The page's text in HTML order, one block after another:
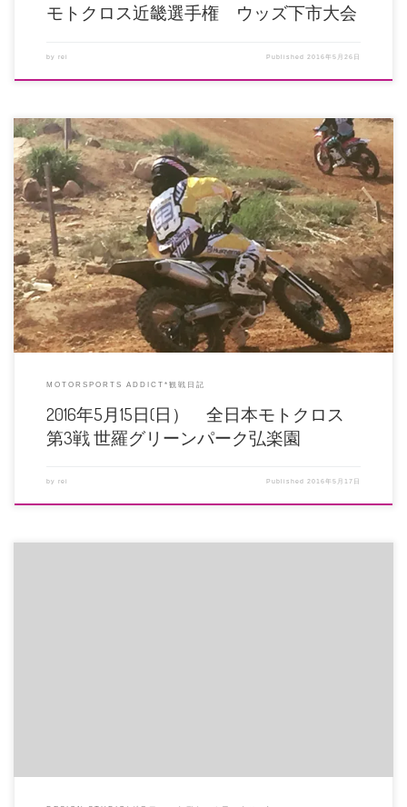
モトクロス近畿選手権 ウッズ下市大会
by rei Published2016年5月26日
ハスクバーナ奈良×シンコーから参戦のIB 下村里駆選手の応援行ってきまし
た！ 午前中仕事してダッシュ […]
MOTORSPORTS ADDICT*観戦日記
2016年5月15日(日） 全日本モトクロス
第3戦 世羅グリーンパーク弘楽園
by rei Published2016年5月17日